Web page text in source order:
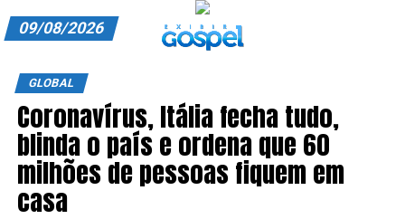
ANUNCIE CONOSCO
CARRINHO
09/08/2026
GLOBAL
Coronavírus, Itália fecha tudo,
blinda o país e ordena que 60
milhões de pessoas fiquem em
casa